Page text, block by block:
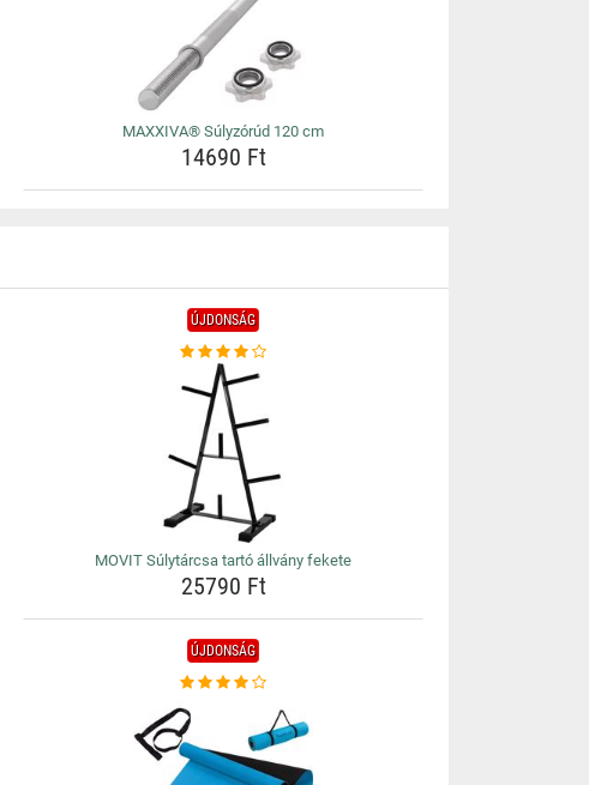
MAXXIVA® Súlyzórúd 120 cm
14690 Ft
ÚJDONSÁG
MOVIT Súlytárcsa tartó állvány fekete
25790 Ft
ÚJDONSÁG